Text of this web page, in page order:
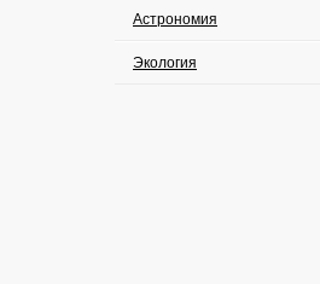
Астрономия
Экология